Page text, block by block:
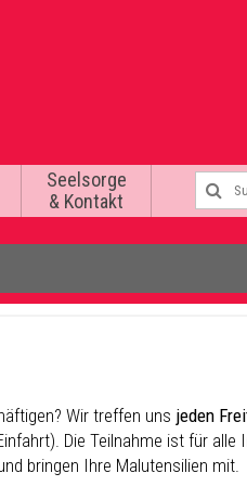
Seelsorge
& Kontakt
Wir treffen uns jeden
Die Teilnahme ist für
bringen Ihre Malutensilien mit.